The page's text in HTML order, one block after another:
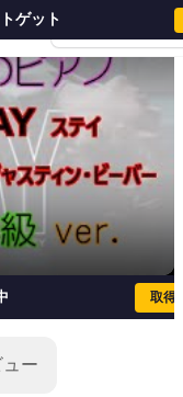
会員登録・ログイ
ゲット
Kid LAROI, Justin
取得
ュー